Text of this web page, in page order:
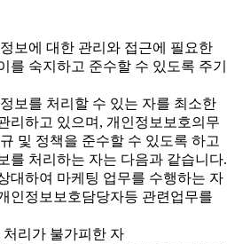
보에 대한 관리와 접근에 필요한
를 숙지하고 준수할 수 있도록 주기
보를 처리할 수 있는 자를 최소한
리하고 있으며, 개인정보보호의무
및 정책을 준수할 수 있도록 하고
를 처리하는 자는 다음과 같습니다.
대하여 마케팅 업무를 수행하는 자
인정보보호담당자등 관련업무를
리가 불가피한 자